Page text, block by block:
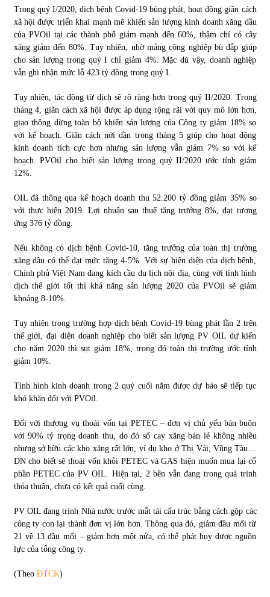
Trong quý I/2020, dịch bệnh Covid-19 bùng phát, hoạt động giãn cách
xã hội được triển khai mạnh mẽ khiến sản lượng kinh doanh xăng dầu
của PVOil tại các thành phố giảm mạnh đến 60%, thậm chí có cây
xăng giảm đến 80%. Tuy nhiên, nhờ mảng công nghiệp bù đắp giúp
cho sản lượng trong quý I chỉ giảm 4%. Mặc dù vậy, doanh nghiệp
vẫn ghi nhận mức lỗ 423 tỷ đồng trong quý I.
Tuy nhiên, tác động từ dịch sẽ rõ ràng hơn trong quý II/2020. Trong
tháng 4, giãn cách xã hội được áp dụng rộng rãi với quy mô lớn hơn,
giao thông dừng toàn bộ khiến sản lượng của Công ty giảm 18% so
với kế hoạch. Giãn cách nới dần trong tháng 5 giúp cho hoạt động
kinh doanh tích cực hơn nhưng sản lượng vẫn giảm 7% so với kế
hoạch. PVOil cho biết sản lượng trong quý II/2020 ước tính giảm
12%.
OIL đã thông qua kế hoạch doanh thu 52.200 tỷ đồng giảm 35% so
với thực hiện 2019. Lợi nhuận sau thuế tăng trưởng 8%, đạt tương
ứng 376 tỷ đồng.
Nếu không có dịch bệnh Covid-10, tăng trưởng của toàn thị trường
xăng dầu có thể đạt mức tăng 4-5%. Với sự hiện diện của dịch bệnh,
Chính phủ Việt Nam đang kích cầu du lịch nội địa, cùng với tình hình
dịch thế giới tốt thì khả năng sản lượng 2020 của PVOil sẽ giảm
khoảng 8-10%.
Tuy nhiên trong trường hợp dịch bệnh Covid-19 bùng phát lần 2 trên
thế giới, đại diện doanh nghiệp cho biết sản lượng PV OIL dự kiến
cho năm 2020 thì sụt giảm 18%, trong đó toàn thị trường ước tính
giảm 10%.
Tình hình kinh doanh trong 2 quý cuối năm được dự báo sẽ tiếp tục
khó khăn đối với PVOil.
Đối với thương vụ thoái vốn tại PETEC – đơn vị chủ yếu bán buôn
với 90% tỷ trọng doanh thu, do đó số cay xăng bán lẻ không nhiều
nhưng sở hữu các kho xăng rất lớn, ví dụ kho ở Thị Vải, Vũng Tàu…
DN cho biết sẽ thoái vốn khỏi PETEC và GAS hiện muốn mua lại cổ
phần PETEC của PV OIL. Hiện tại, 2 bên vẫn đang trong quá trình
thỏa thuận, chưa có kết quả cuối cùng.
PV OIL đang trình Nhà nước trước mắt tái cấu trúc bằng cách gộp các
công ty con lại thành đơn vị lớn hơn. Thông qua đó, giảm đầu mối từ
21 về 13 đầu mối – giảm hơn một nửa, có thể phát huy được nguồn
lực của tổng công ty.
(Theo ĐTCK)